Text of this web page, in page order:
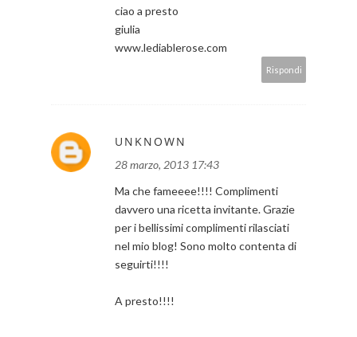
ciao a presto
giulia
www.lediablerose.com
Rispondi
UNKNOWN
28 marzo, 2013 17:43
Ma che fameeee!!!! Complimenti
davvero una ricetta invitante. Grazie
per i bellissimi complimenti rilasciati
nel mio blog! Sono molto contenta di
seguirti!!!!
A presto!!!!